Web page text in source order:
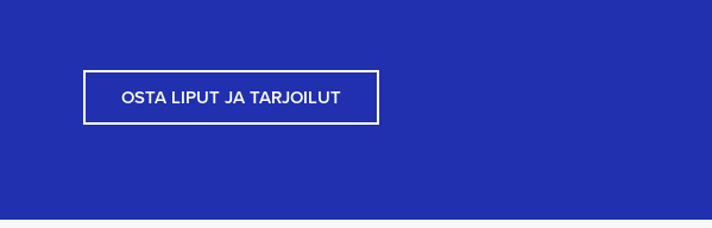
OSTA LIPUT JA TARJOILUT